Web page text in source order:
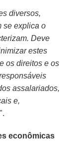
diversos,
se explica o
Deve
estes
os direitos e os
assalariados,
e,
".
econômicas